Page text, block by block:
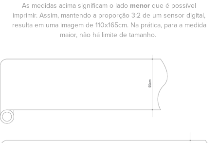
As medidas acima significam o lado menor que é possível
imprimir. Assim, mantendo a proporção 3:2 de um sensor digital,
resulta em uma imagem de 110x165cm. Na prática, para a medida
maior, não há limite de tamanho.